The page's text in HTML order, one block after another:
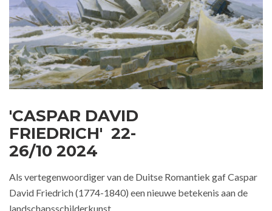
'CASPAR DAVID
FRIEDRICH' 22-
26/10 2024
Als vertegenwoordiger van de Duitse Romantiek gaf Caspar
David Friedrich (1774-1840) een nieuwe betekenis aan de
landschapsschilderkunst.